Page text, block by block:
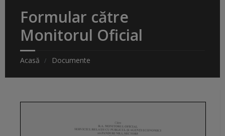
Formular către
Monitorul Oficial
Acasă Documente